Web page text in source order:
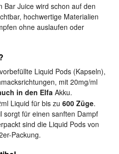
Bar Juice wird schon auf den
hochwertige Materialien
ohne auslaufen oder
Liquid Pods (Kapseln),
mit 20mg/ml
in den Elfa Akku.
Liquid für bis zu 600 Züge.
sorgt für einen sanften Dampf
sind die Liquid Pods von
Packung.